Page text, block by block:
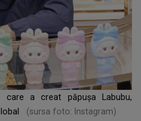
care a creat păpușa Labubu,
(sursa foto: Instagram)